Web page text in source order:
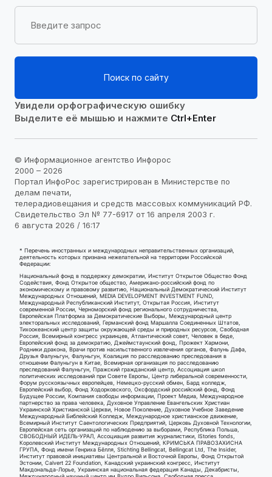
Поиск по сайту
Увидели орфографическую ошибку
Выделите её мышью и нажмите Ctrl+Enter
© Информационное агентство Инфорос
2000 – 2026
Портал ИнфоРос зарегистрирован в Министерстве по
делам печати,
телерадиовещания и средств массовых коммуникаций РФ.
Свидетельство Эл № 77-6917 от 16 апреля 2003 г.
6 августа 2026 / 16:17